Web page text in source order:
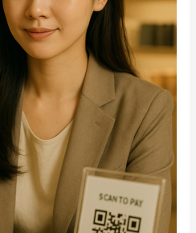
设计服务商
数据通服务